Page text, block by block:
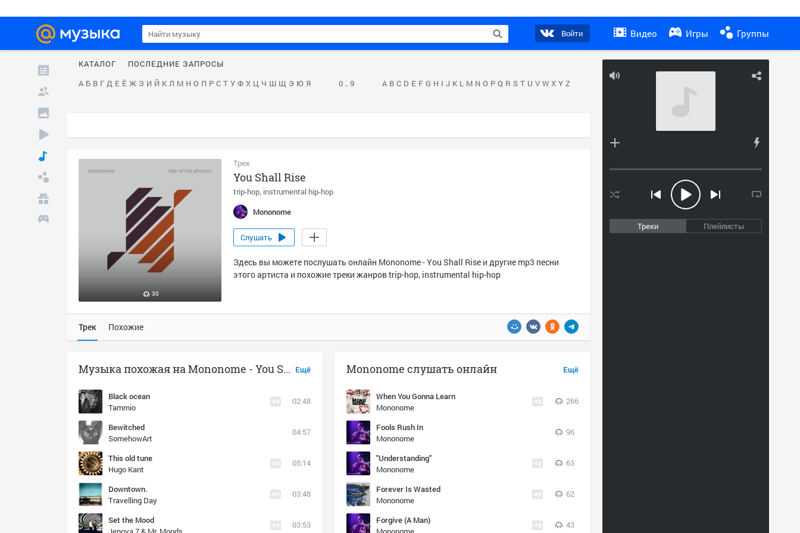
Войти Видео Игры Группы
Треки Плейлисты
КАТАЛОГ
ПОСЛЕДНИЕ ЗАПРОСЫ
А Б В Г Д Е Ё Ж З И Й К Л М Н О П Р С Т У Ф Х Ц Ч Ш Щ Э Ю Я 0 .. 9 A B C D E F G H I J K L M N O P Q R S T U V W X Y Z
30
Трек
You Shall Rise
trip-hop instrumental hip-hop
Mononome
Слушать
Здесь вы можете послушать онлайн Mononome - You Shall Rise и другие mp3 песни
этого артиста и похожие треки жанров trip-hop, instrumental hip-hop
Трек Похожие
Ещё
Музыка похожая на Mononome - You Shall Rise
Black ocean
Tammio
02:48
Bewitched
SomehowArt
04:57
This old tune
Hugo Kant
05:14
Downtown.
Travelling Day
03:48
Set the Mood
03:53
Ещё
Mononome слушать онлайн
When You Gonna Learn
Mononome
266
Fools Rush In
Mononome
96
"Understanding"
Mononome
63
Forever Is Wasted
Mononome
62
Forgive (A Man)
43